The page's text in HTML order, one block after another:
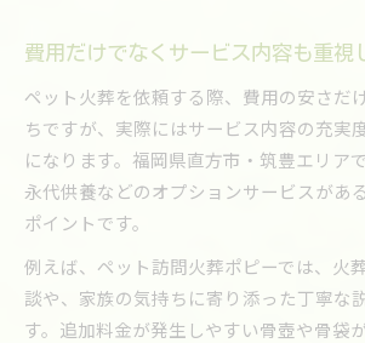
費用だけでなくサービス内容も重視
ペット火葬を依頼する際、費用の安さだ
ちですが、実際にはサービス内容の充実
になります。福岡県直方市・筑豊エリア
永代供養などのオプションサービスがあ
ポイントです。
例えば、ペット訪問火葬ポピーでは、火
談や、家族の気持ちに寄り添った丁寧な
す。追加料金が発生しやすい骨壺や骨袋